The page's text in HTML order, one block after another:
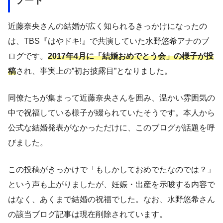
近藤奈央さんの結婚が広く知られるきっかけになったの
は、TBS『はやドキ!』で共演していた水野悠希アナのブ
ログです。 2017年4月に「結婚おめでとう会」の様子が投
稿され、事実上の”初お披露目”となりました。
同僚たちが集まって近藤奈央さんを囲み、温かい雰囲気の
中で祝福している様子が綴られていたそうです。本人から
公式な結婚発表がなかっただけに、このブログが話題を呼
びました。
この投稿がきっかけで「もしかしておめでたなのでは？」
という声も上がりましたが、妊娠・出産を示唆する内容で
はなく、あくまで結婚の祝福でした。なお、水野悠希さん
の該当ブログ記事は現在削除されています。